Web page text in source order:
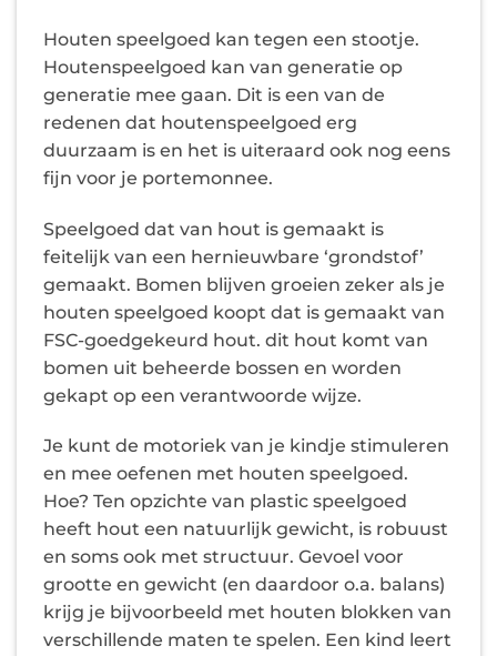
Houten speelgoed kan tegen een stootje.
Houtenspeelgoed kan van generatie op
generatie mee gaan. Dit is een van de
redenen dat houtenspeelgoed erg
duurzaam is en het is uiteraard ook nog eens
fijn voor je portemonnee.
Speelgoed dat van hout is gemaakt is
feitelijk van een hernieuwbare ‘grondstof’
gemaakt. Bomen blijven groeien zeker als je
houten speelgoed koopt dat is gemaakt van
FSC-goedgekeurd hout. dit hout komt van
bomen uit beheerde bossen en worden
gekapt op een verantwoorde wijze.
Je kunt de motoriek van je kindje stimuleren
en mee oefenen met houten speelgoed.
Hoe? Ten opzichte van plastic speelgoed
heeft hout een natuurlijk gewicht, is robuust
en soms ook met structuur. Gevoel voor
grootte en gewicht (en daardoor o.a. balans)
krijg je bijvoorbeeld met houten blokken van
verschillende maten te spelen. Een kind leert